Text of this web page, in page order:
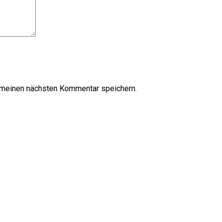
nächsten Kommentar speichern.